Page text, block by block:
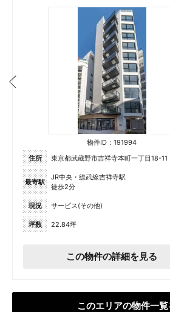
物件ID：191994
住所
東京都武蔵野市吉祥寺本町一丁目18-11
最寄駅
JR中央・総武線吉祥寺駅
徒歩2分
現況 サービス(その他)
坪数 22.84坪
この物件の詳細を見る
このエリアの物件一